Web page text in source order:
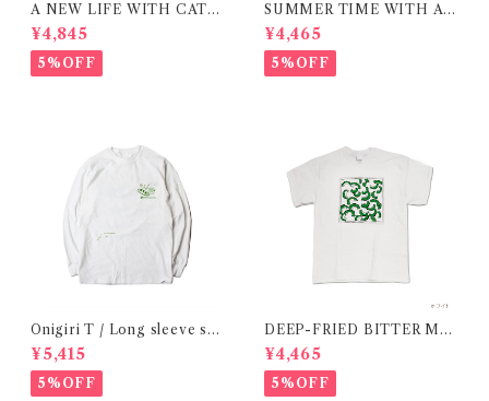
A NEW LIFE WITH CATS
/ T-shirt 在庫限りで終了
¥4,845
5%OFF
SUMMER TIME WITH A
CAT / RED / T-shirt 在庫限
りで終了
¥4,465
5%OFF
Onigiri T / Long sleeve shi
rt 在庫限りで終了
¥5,415
5%OFF
DEEP-FRIED BITTER ME
LON T SHIRT/ 揚げたてゴー
ヤtシャツ 在庫限りで終了
¥4,465
5%OFF